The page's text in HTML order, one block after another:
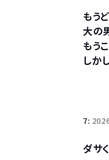
もう
大の
もう
しか
7:
ダサ